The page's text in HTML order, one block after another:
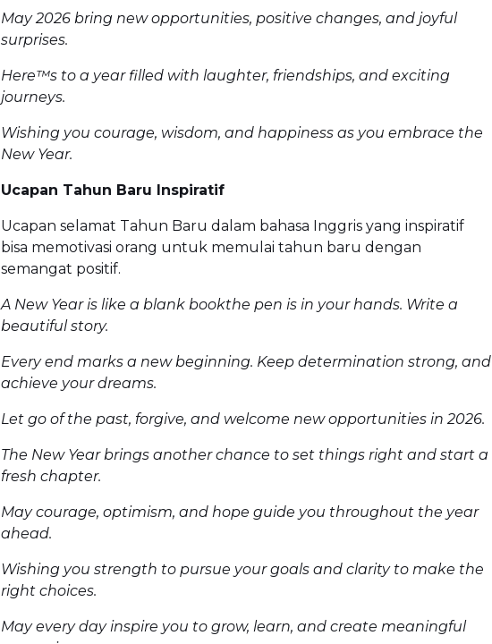
May 2026 bring new opportunities, positive changes, and joyful
surprises.
Here™s to a year filled with laughter, friendships, and exciting
journeys.
Wishing you courage, wisdom, and happiness as you embrace the
New Year.
Ucapan Tahun Baru Inspiratif
Ucapan selamat Tahun Baru dalam bahasa Inggris yang inspiratif
bisa memotivasi orang untuk memulai tahun baru dengan
semangat positif.
A New Year is like a blank bookthe pen is in your hands. Write a
beautiful story.
Every end marks a new beginning. Keep determination strong, and
achieve your dreams.
Let go of the past, forgive, and welcome new opportunities in 2026.
The New Year brings another chance to set things right and start a
fresh chapter.
May courage, optimism, and hope guide you throughout the year
ahead.
Wishing you strength to pursue your goals and clarity to make the
right choices.
May every day inspire you to grow, learn, and create meaningful